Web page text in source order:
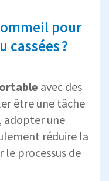
pour
cassées ?
avec des
être une tâche
adopter une
réduire la
le processus de